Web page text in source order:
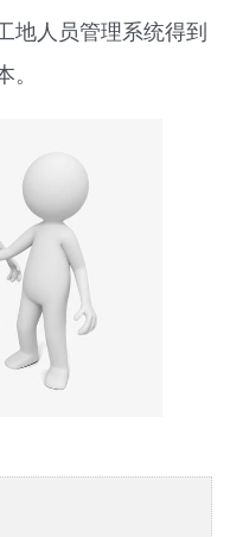
地人员管理系统得到